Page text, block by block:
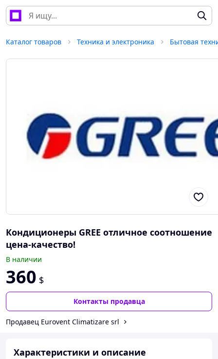
Каталог товаров Техника и электроника Бытовая
Кондиционеры GREE отличное соотношение
цена-качество!
В наличии
360 $
Контакты продавца
Продавец Eurovent Climatizare srl
Характеристики и описание